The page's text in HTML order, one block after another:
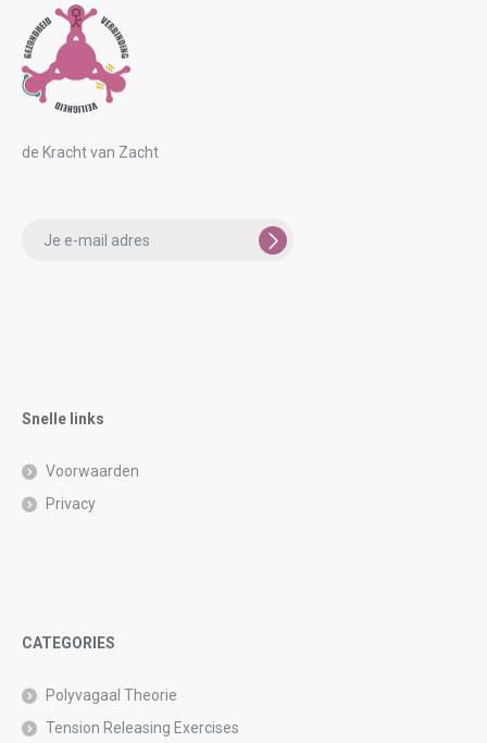
de Kracht van Zacht
Snelle links
Voorwaarden
Privacy
CATEGORIES
Polyvagaal Theorie
Tension Releasing Exercises